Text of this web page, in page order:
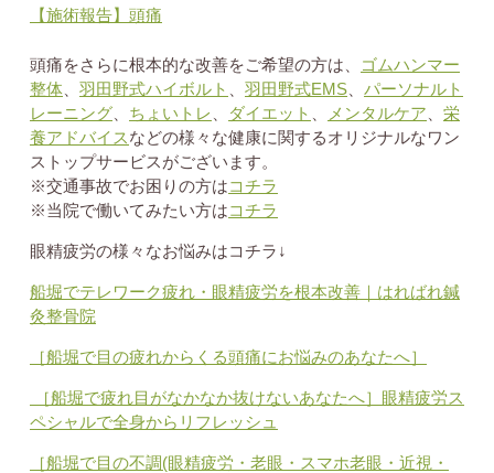
【施術報告】頭痛
頭痛をさらに根本的な改善をご希望の方は、
ゴムハンマー
整体
羽田野式ハイボルト 羽田野式EMS
パーソナルト
レーニング
ちょいトレ ダイエット メンタルケア
栄
養アドバイスなどの様々な健康に関するオリジナルなワン
ストップサービスがございます。
※交通事故でお困りの方はコチラ
※当院で働いてみたい方はコチラ
眼精疲労の様々なお悩みはコチラ↓
船堀でテレワーク疲れ・眼精疲労を根本改善｜はればれ鍼
灸整骨院
［船堀で目の疲れからくる頭痛にお悩みのあなたへ］
［船堀で疲れ目がなかなか抜けないあなたへ］眼精疲労ス
ペシャルで全身からリフレッシュ
［船堀で目の不調(眼精疲労・老眼・スマホ老眼・近視・